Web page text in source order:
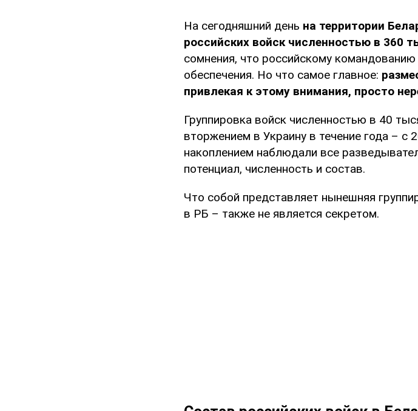
На сегодняшний день на территории
российских войск численностью в 360
сомнения, что российскому
обеспечения. Но что самое главное:
привлекая к этому внимания, просто
Группировка войск численностью в 40
вторжением в Украину в течение года – с
накоплением наблюдали все
потенциал, численность и состав.
Что собой представляет нынешняя
в РБ – также не является секретом.